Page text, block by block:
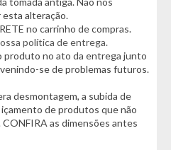
para amaciante
esta alteração.
no carrinho de compras.
política de entrega.
produto no ato da entrega junto
se de problemas futuros.
desmontagem, a subida de
de produtos que não
as dimensões antes